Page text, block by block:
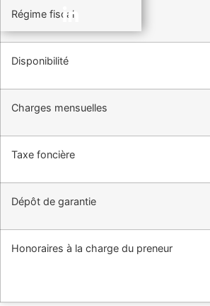
Régime fiscal
Disponibilité
Charges mensuelles
Taxe foncière
Dépôt de garantie
Honoraires à la charge du preneur